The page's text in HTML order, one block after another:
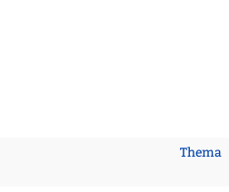
Thema